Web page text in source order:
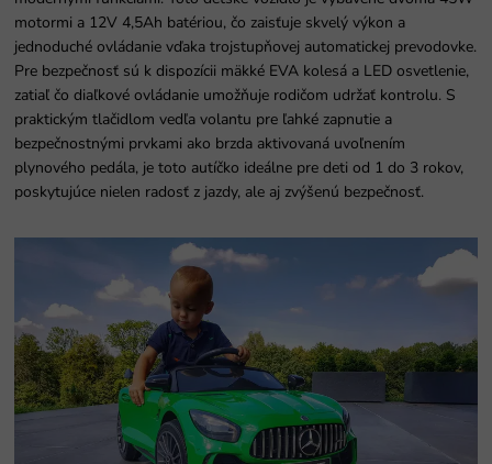
motormi a 12V 4,5Ah batériou, čo zaisťuje skvelý výkon a
jednoduché ovládanie vďaka trojstupňovej automatickej prevodovke.
Pre bezpečnosť sú k dispozícii mäkké EVA kolesá a LED osvetlenie,
zatiaľ čo diaľkové ovládanie umožňuje rodičom udržať kontrolu. S
praktickým tlačidlom vedľa volantu pre ľahké zapnutie a
bezpečnostnými prvkami ako brzda aktivovaná uvoľnením
plynového pedála, je toto autíčko ideálne pre deti od 1 do 3 rokov,
poskytujúce nielen radosť z jazdy, ale aj zvýšenú bezpečnosť.